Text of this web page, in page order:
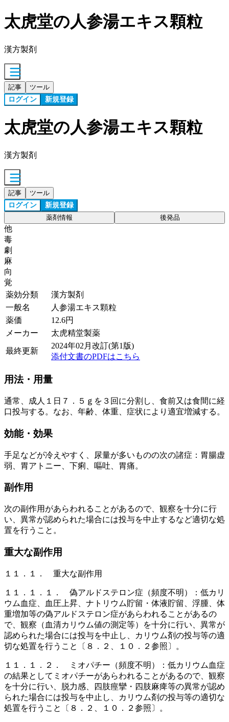
太虎堂の人参湯エキス顆粒
漢方製剤
記事 ツール
ログイン 新規登録
太虎堂の人参湯エキス顆粒
漢方製剤
記事 ツール
ログイン 新規登録
薬剤情報 後発品
他
毒
劇
麻
向
覚
薬効分類
漢方製剤
一般名
人参湯エキス顆粒
薬価
12.6円
メーカー
太虎精堂製薬
最終更新
2024年02月改訂(第1版)
添付文書のPDFはこちら
用法・用量
通常、成人１日７．５ｇを３回に分割し、食前又は食間に経
口投与する。なお、年齢、体重、症状により適宜増減する。
効能・効果
手足などが冷えやすく、尿量が多いものの次の諸症：胃腸虚
弱、胃アトニー、下痢、嘔吐、胃痛。
副作用
次の副作用があらわれることがあるので、観察を十分に行
い、異常が認められた場合には投与を中止するなど適切な処
置を行うこと。
重大な副作用
１１．１． 重大な副作用
１１．１．１． 偽アルドステロン症（頻度不明）：低カリ
ウム血症、血圧上昇、ナトリウム貯留・体液貯留、浮腫、体
重増加等の偽アルドステロン症があらわれることがあるの
で、観察（血清カリウム値の測定等）を十分に行い、異常が
認められた場合には投与を中止し、カリウム剤の投与等の適
切な処置を行うこと〔８．２、１０．２参照〕。
１１．１．２． ミオパチー（頻度不明）：低カリウム血症
の結果としてミオパチーがあらわれることがあるので、観察
を十分に行い、脱力感、四肢痙攣・四肢麻痺等の異常が認め
られた場合には投与を中止し、カリウム剤の投与等の適切な
処置を行うこと〔８．２、１０．２参照〕。